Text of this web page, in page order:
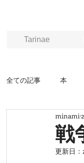
Tarinae
全ての記事 本
戦
minami
更新日：